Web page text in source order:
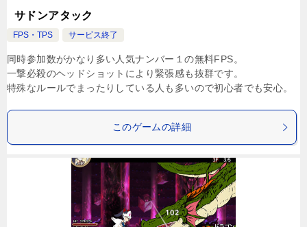
サドンアタック
FPS・TPS サービス終了
同時参加数がかなり多い人気ナンバー１の無料FPS。
一撃必殺のヘッドショットにより緊張感も抜群です。
特殊なルールでまったりしている人も多いので初心者でも安心。
このゲームの詳細